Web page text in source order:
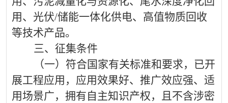
用 、 光伏/储能一体化供电、高值物质回收
等技术产品。
三、征集条件
（一）符合国家有关标准和要求，已开
展工程应用，应用效果好、推广效应强、适
用场景广，拥有自主知识产权，且不含涉密